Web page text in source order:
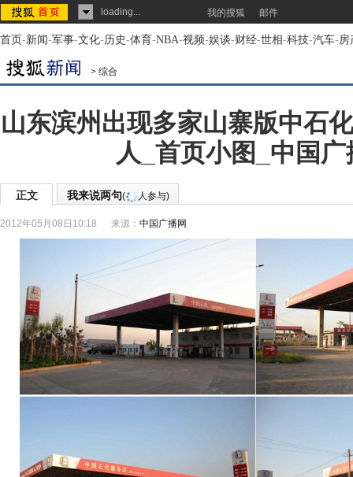
loading... 我的搜狐 邮件
首页-新闻-军事-文化-历史-体育-NBA-视频-娱谈-财经-世相-科技-汽车-房
> 综合
山东滨州出现多家山寨版中石
人_首页小图_中国广
正文 我来说两句( 人参与)
2012年05月08日10:18 来源： 中国广播网